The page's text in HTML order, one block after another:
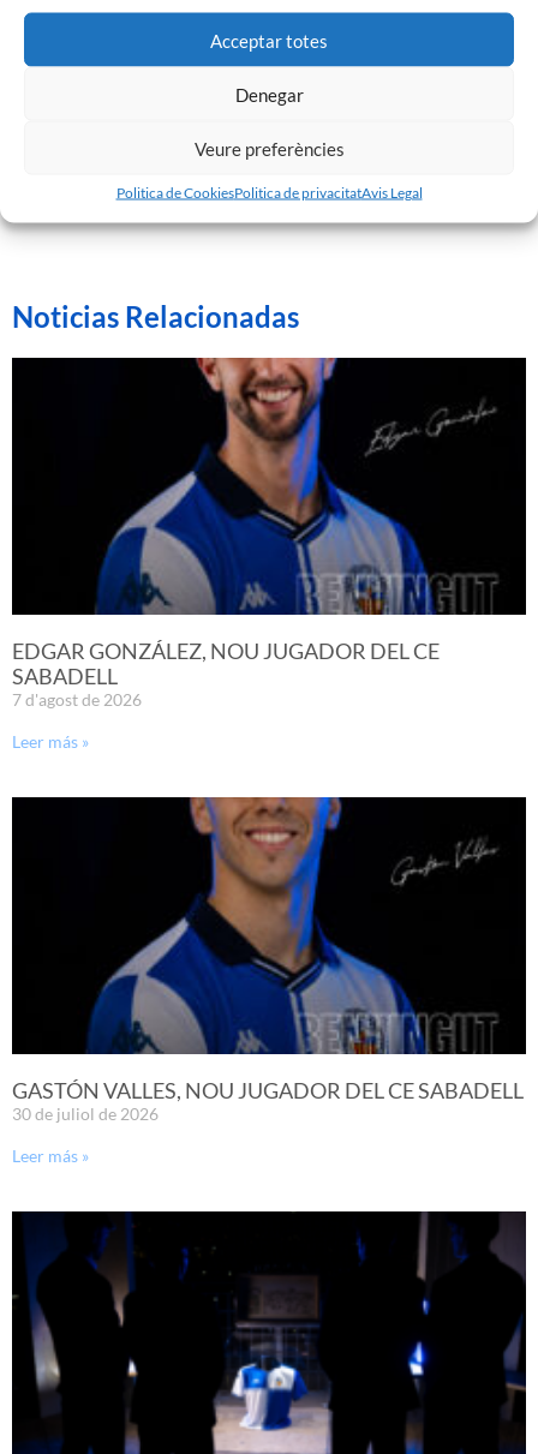
Acceptar totes
Denegar
Veure preferències
Politica de CookiesPolitica de privacitatAvis Legal
entrada a les oficines de la Nova Creu Alta durant la
setmana prèvia al partit o a la Taquilla d’Acreditacions
el dia de partit.
•⁠ ⁠Només es podrà retirar una única entrada en 4 partits
Noticias Relacionadas
EDGAR GONZÁLEZ, NOU JUGADOR DEL CE
SABADELL
7 d'agost de 2026
Leer más »
GASTÓN VALLES, NOU JUGADOR DEL CE SABADELL
30 de juliol de 2026
Leer más »